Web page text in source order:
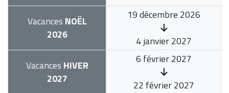
Vacances NOËL
2026
19 décembre 2026
4 janvier 2027
Vacances HIVER
2027
6 février 2027
22 février 2027